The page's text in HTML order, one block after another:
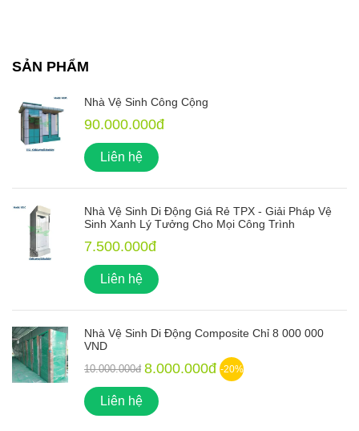
SẢN PHẨM
Nhà Vệ Sinh Công Cộng
90.000.000đ
Liên hệ
Nhà Vệ Sinh Di Động Giá Rẻ TPX - Giải Pháp Vệ
Sinh Xanh Lý Tưởng Cho Mọi Công Trình
7.500.000đ
Liên hệ
Nhà Vệ Sinh Di Động Composite Chỉ 8 000 000
VND
10.000.000đ 8.000.000đ -20%
Liên hệ